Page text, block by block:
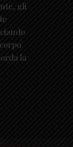
gli
la